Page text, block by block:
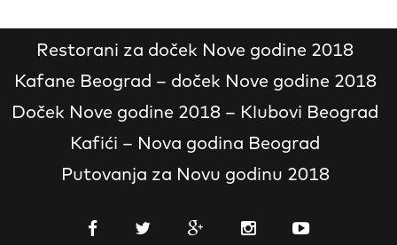
Restorani za doček Nove godine 2018
Kafane Beograd – doček Nove godine 2018
Doček Nove godine 2018 – Klubovi Beograd
Kafići – Nova godina Beograd
Putovanja za Novu godinu 2018